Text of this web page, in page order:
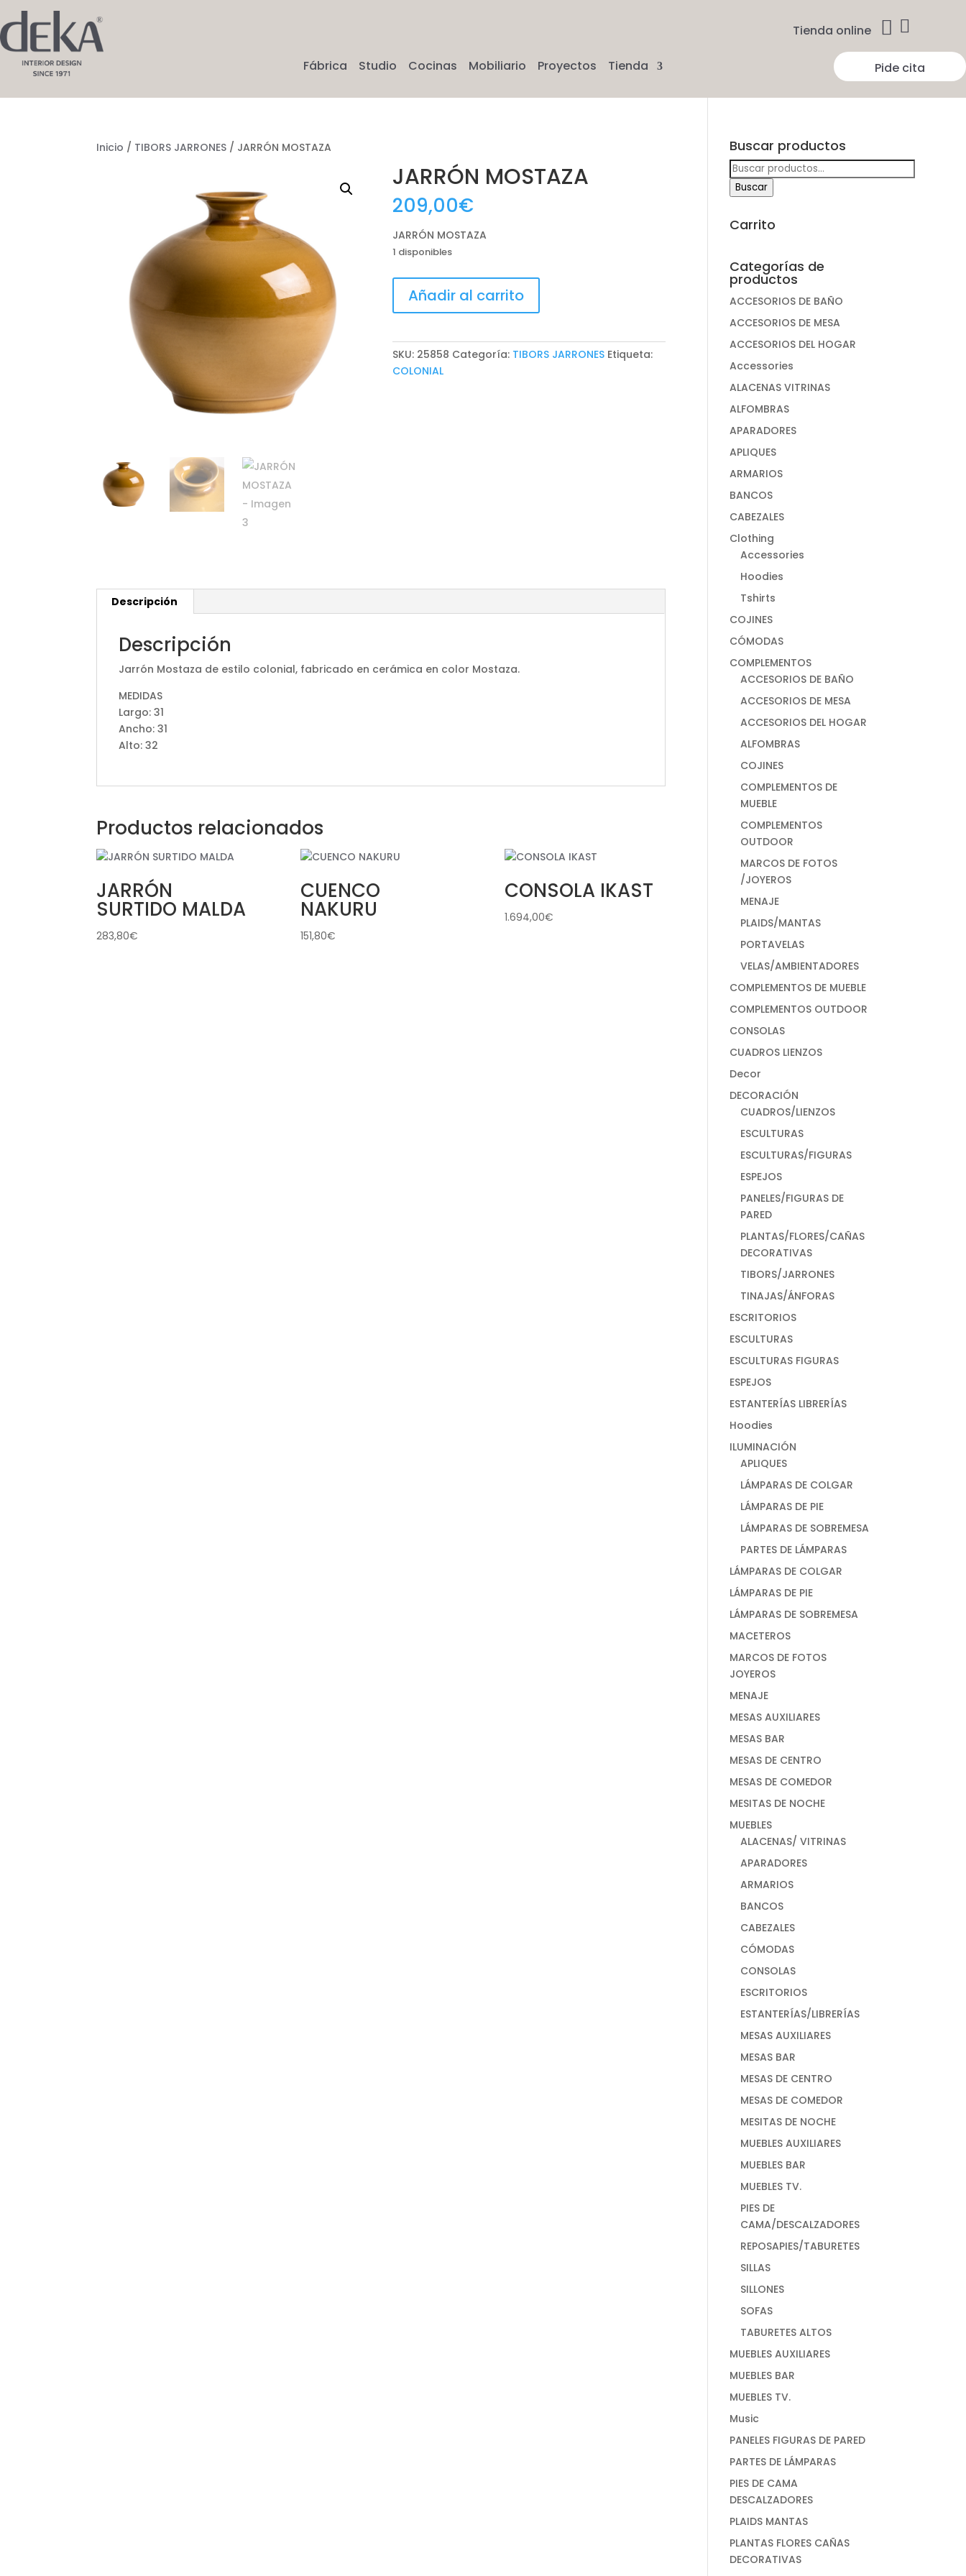
Tienda online  
Fábrica Studio Cocinas Mobiliario Proyectos Tienda Pide cita
Inicio / TIBORS JARRONES / JARRÓN MOSTAZA
JARRÓN MOSTAZA
209,00€
JARRÓN MOSTAZA
1 disponibles
MOSTAZA
cantidad
Añadir al carrito
SKU: 25858 Categoría: TIBORS JARRONES Etiqueta:
COLONIAL
Descripción
Descripción
Jarrón Mostaza de estilo colonial, fabricado en cerámica en color Mostaza.
MEDIDAS
Largo: 31
Ancho: 31
Alto: 32
Productos relacionados
JARRÓN
SURTIDO MALDA
283,80€
CUENCO
NAKURU
151,80€
CONSOLA IKAST
1.694,00€
Buscar productos
Buscar
por:
Buscar
Carrito
Categorías de
productos
ACCESORIOS DE BAÑO
ACCESORIOS DE MESA
ACCESORIOS DEL HOGAR
Accessories
ALACENAS VITRINAS
ALFOMBRAS
APARADORES
APLIQUES
ARMARIOS
BANCOS
CABEZALES
Clothing
Accessories
Hoodies
Tshirts
COJINES
CÓMODAS
COMPLEMENTOS
ACCESORIOS DE BAÑO
ACCESORIOS DE MESA
ACCESORIOS DEL HOGAR
ALFOMBRAS
COJINES
COMPLEMENTOS DE
MUEBLE
COMPLEMENTOS
OUTDOOR
MARCOS DE FOTOS
/JOYEROS
MENAJE
PLAIDS/MANTAS
PORTAVELAS
VELAS/AMBIENTADORES
COMPLEMENTOS DE MUEBLE
COMPLEMENTOS OUTDOOR
CONSOLAS
CUADROS LIENZOS
Decor
DECORACIÓN
CUADROS/LIENZOS
ESCULTURAS
ESCULTURAS/FIGURAS
ESPEJOS
PANELES/FIGURAS DE
PARED
PLANTAS/FLORES/CAÑAS
DECORATIVAS
TIBORS/JARRONES
TINAJAS/ÁNFORAS
ESCRITORIOS
ESCULTURAS
ESCULTURAS FIGURAS
ESPEJOS
ESTANTERÍAS LIBRERÍAS
Hoodies
ILUMINACIÓN
APLIQUES
LÁMPARAS DE COLGAR
LÁMPARAS DE PIE
LÁMPARAS DE SOBREMESA
PARTES DE LÁMPARAS
LÁMPARAS DE COLGAR
LÁMPARAS DE PIE
LÁMPARAS DE SOBREMESA
MACETEROS
MARCOS DE FOTOS
JOYEROS
MENAJE
MESAS AUXILIARES
MESAS BAR
MESAS DE CENTRO
MESAS DE COMEDOR
MESITAS DE NOCHE
MUEBLES
ALACENAS/ VITRINAS
APARADORES
ARMARIOS
BANCOS
CABEZALES
CÓMODAS
CONSOLAS
ESCRITORIOS
ESTANTERÍAS/LIBRERÍAS
MESAS AUXILIARES
MESAS BAR
MESAS DE CENTRO
MESAS DE COMEDOR
MESITAS DE NOCHE
MUEBLES AUXILIARES
MUEBLES BAR
MUEBLES TV.
PIES DE
CAMA/DESCALZADORES
REPOSAPIES/TABURETES
SILLAS
SILLONES
SOFAS
TABURETES ALTOS
MUEBLES AUXILIARES
MUEBLES BAR
MUEBLES TV.
Music
PANELES FIGURAS DE PARED
PARTES DE LÁMPARAS
PIES DE CAMA
DESCALZADORES
PLAIDS MANTAS
PLANTAS FLORES CAÑAS
DECORATIVAS